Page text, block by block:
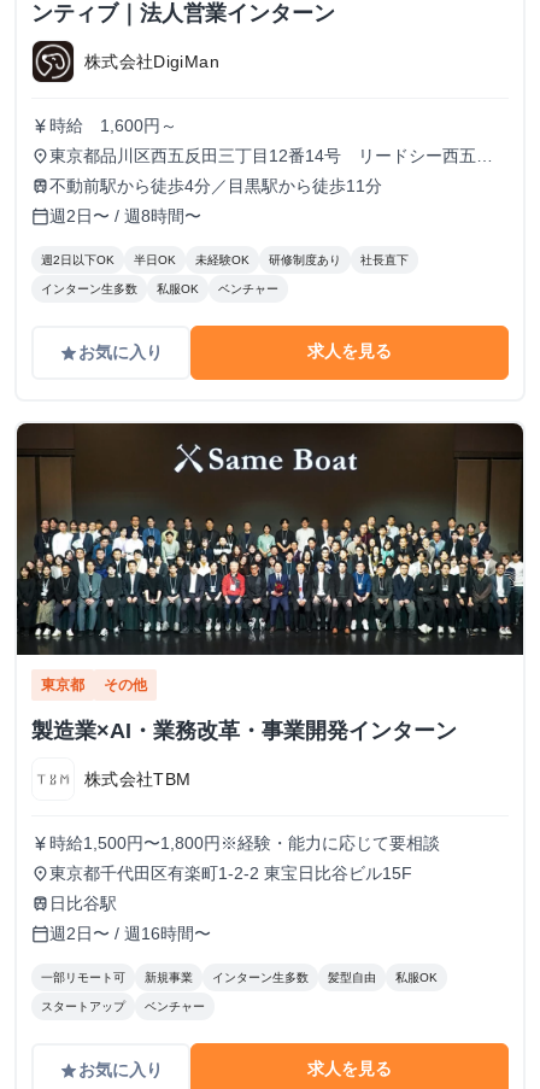
ンティブ｜法人営業インターン
株式会社DigiMan
currency_yen 時給 1,600円～
place東京都品川区西五反田三丁目12番14号 リードシー西五反
田ビル7-8階（受付8階）
train不動前駅から徒歩4分／目黒駅から徒歩11分
calendar_today週2日〜 / 週8時間〜
週2日以下OK 半日OK 未経験OK 研修制度あり 社長直下
インターン生多数 私服OK ベンチャー
gradeお気に入り 求人を見る
東京都 その他
製造業×AI・業務改革・事業開発インターン
株式会社TBM
currency_yen 時給1,500円〜1,800円※経験・能力に応じて要相談
place東京都千代田区有楽町1-2-2 東宝日比谷ビル15F
train 日比谷駅
calendar_today週2日〜 / 週16時間〜
一部リモート可 新規事業 インターン生多数 髪型自由 私服OK
スタートアップ ベンチャー
gradeお気に入り 求人を見る